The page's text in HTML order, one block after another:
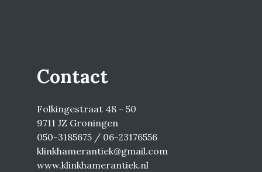
Contact
Folkingestraat 48 - 50
9711 JZ Groningen
050-3185675 / 06-23176556
klinkhamerantiek@gmail.com
www.klinkhamerantiek.nl